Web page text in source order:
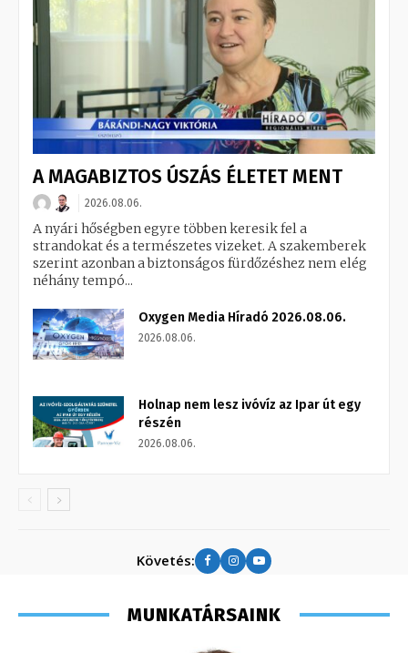
A MAGABIZTOS ÚSZÁS ÉLETET MENT
2026.08.06.
A nyári hőségben egyre többen keresik fel a
strandokat és a természetes vizeket. A szakemberek
szerint azonban a biztonságos fürdőzéshez nem elég
néhány tempó...
Oxygen Media Híradó 2026.08.06.
2026.08.06.
Holnap nem lesz ivóvíz az Ipar út egy
részén
2026.08.06.
Követés:
MUNKATÁRSAINK